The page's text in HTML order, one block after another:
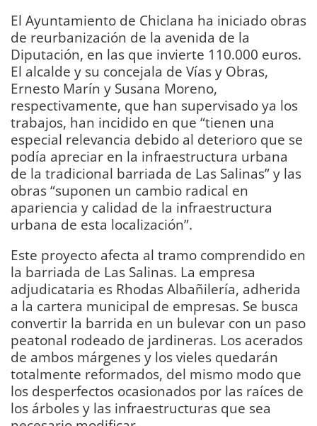
El Ayuntamiento de Chiclana ha iniciado obras
de reurbanización de la avenida de la
Diputación, en las que invierte 110.000 euros.
El alcalde y su concejala de Vías y Obras,
Ernesto Marín y Susana Moreno,
respectivamente, que han supervisado ya los
trabajos, han incidido en que “tienen una
especial relevancia debido al deterioro que se
podía apreciar en la infraestructura urbana
de la tradicional barriada de Las Salinas” y las
obras “suponen un cambio radical en
apariencia y calidad de la infraestructura
urbana de esta localización”.
Este proyecto afecta al tramo comprendido en
la barriada de Las Salinas. La empresa
adjudicataria es Rhodas Albañilería, adherida
a la cartera municipal de empresas. Se busca
convertir la barrida en un bulevar con un paso
peatonal rodeado de jardineras. Los acerados
de ambos márgenes y los vieles quedarán
totalmente reformados, del mismo modo que
los desperfectos ocasionados por las raíces de
los árboles y las infraestructuras que sea